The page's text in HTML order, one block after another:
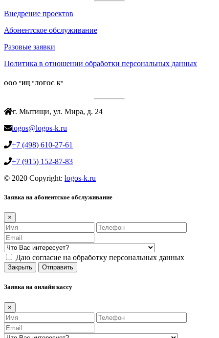
Внедрение проектов
Абонентское обслуживание
Разовые заявки
Политика в отношении обработки персональных данных
ООО "ИЦ "ЛОГОС-К"
г. Мытищи, ул. Мира, д. 24
logos@logos-k.ru
+7 (498) 610-27-61
+7 (915) 152-87-83
© 2020 Copyright: logos-k.ru
Заявка на абонентское обслуживание
×
Даю согласие на обработку персональных данных
Закрыть Отправить
Заявка на онлайн кассу
×